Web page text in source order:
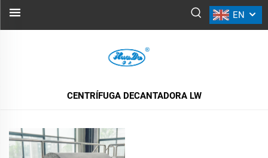
EN
CENTRÍFUGA DECANTADORA LW
CENTRÍFUGA DECANTADORA LW